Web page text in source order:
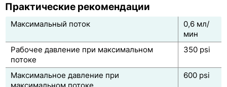
Практические рекомендации
Максимальный поток
0,6 мл/
мин
Рабочее давление при максимальном
потоке
350 psi
Максимальное давление при
600 psi
Kinetex
Rezex
RCM-Monosaccharide
RHM-Monosaccharide